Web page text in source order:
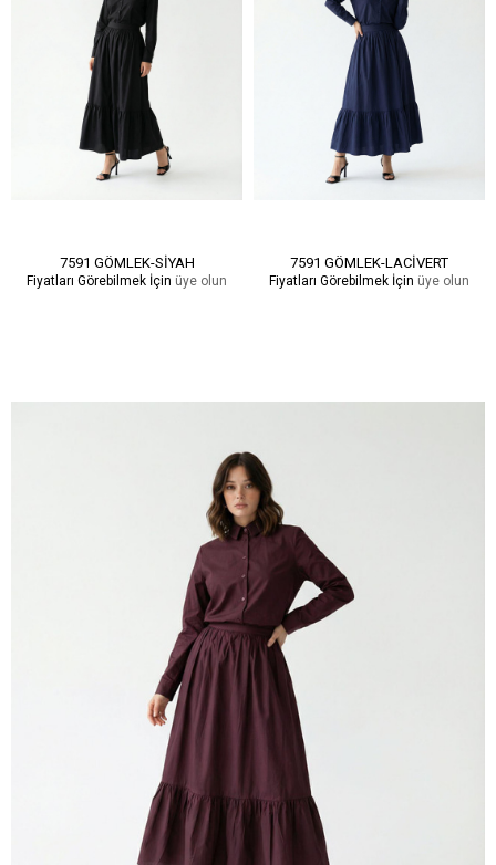
7591 GÖMLEK-SİYAH
Fiyatları Görebilmek İçin üye olun
7591 GÖMLEK-LACİVERT
Fiyatları Görebilmek İçin üye olun